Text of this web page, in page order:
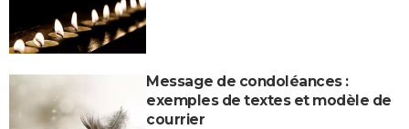
Message de condoléances :
exemples de textes et modèle de
courrier